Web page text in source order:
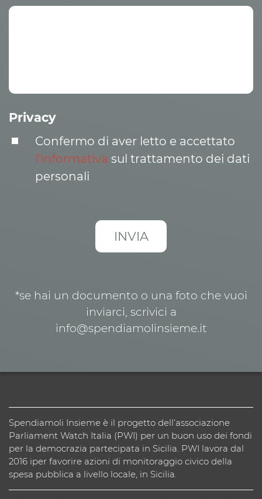
Privacy
Confermo di aver letto e accettato
l’informativa sul trattamento dei dati
personali
*se hai un documento o una foto che vuoi
inviarci, scrivici a
info@spendiamolinsieme.it
Spendiamoli Insieme è il progetto dell’associazione
Parliament Watch Italia (PWI) per un buon uso dei fondi
per la democrazia partecipata in Sicilia. PWI lavora dal
2016 iper favorire azioni di monitoraggio civico della
spesa pubblica a livello locale, in Sicilia.